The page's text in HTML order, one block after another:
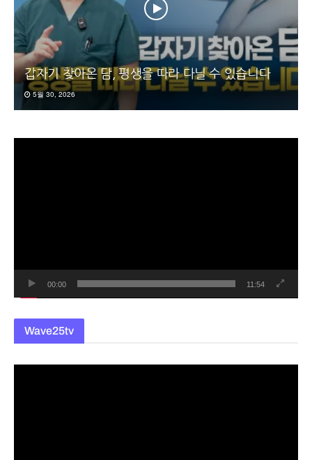
갑자기 찾아온 담, 평생을 따라 다닐 수 있습니다
5월 30, 2026
00:00 11:54
Wave25tv